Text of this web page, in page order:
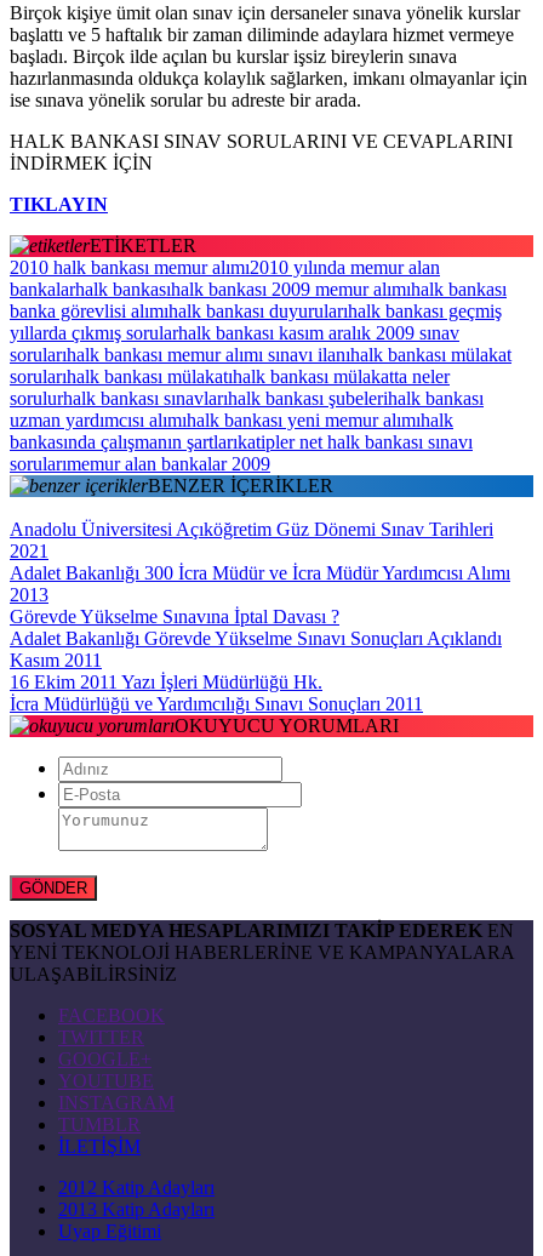
Birçok kişiye ümit olan sınav için dersaneler sınava yönelik kurslar
başlattı ve 5 haftalık bir zaman diliminde adaylara hizmet vermeye
başladı. Birçok ilde açılan bu kurslar işsiz bireylerin sınava
hazırlanmasında oldukça kolaylık sağlarken, imkanı olmayanlar için
ise sınava yönelik sorular bu adreste bir arada.
HALK BANKASI SINAV SORULARINI VE CEVAPLARINI
İNDİRMEK İÇİN
TIKLAYIN
ETİKETLER
2010 halk bankası memur alımı2010 yılında memur alan
bankalarhalk bankasıhalk bankası 2009 memur alımıhalk bankası
banka görevlisi alımıhalk bankası duyurularıhalk bankası geçmiş
yıllarda çıkmış sorularhalk bankası kasım aralık 2009 sınav
sorularıhalk bankası memur alımı sınavı ilanıhalk bankası mülakat
sorularıhalk bankası mülakatıhalk bankası mülakatta neler
sorulurhalk bankası sınavlarıhalk bankası şubelerihalk bankası
uzman yardımcısı alımıhalk bankası yeni memur alımıhalk
bankasında çalışmanın şartlarıkatipler net halk bankası sınavı
sorularımemur alan bankalar 2009
BENZER İÇERİKLER
Anadolu Üniversitesi Açıköğretim Güz Dönemi Sınav Tarihleri
2021
Adalet Bakanlığı 300 İcra Müdür ve İcra Müdür Yardımcısı Alımı
2013
Görevde Yükselme Sınavına İptal Davası ?
Adalet Bakanlığı Görevde Yükselme Sınavı Sonuçları Açıklandı
Kasım 2011
16 Ekim 2011 Yazı İşleri Müdürlüğü Hk.
İcra Müdürlüğü ve Yardımcılığı Sınavı Sonuçları 2011
OKUYUCU YORUMLARI
SOSYAL MEDYA HESAPLARIMIZI TAKİP EDEREK EN
YENİ TEKNOLOJİ HABERLERİNE VE KAMPANYALARA
ULAŞABİLİRSİNİZ
FACEBOOK
TWITTER
GOOGLE+
YOUTUBE
INSTAGRAM
TUMBLR
İLETİŞİM
2012 Katip Adayları
2013 Katip Adayları
Uyap Eğitimi